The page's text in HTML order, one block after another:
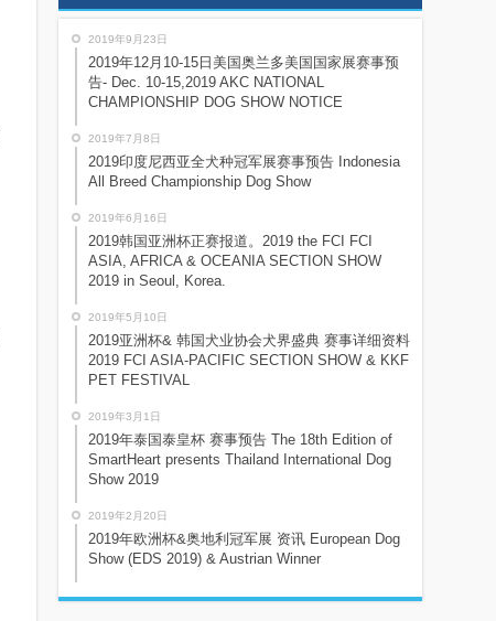
2019年9月23日
2019年12月10-15日美国奥兰多美国国家展赛事预
告- Dec. 10-15,2019 AKC NATIONAL
CHAMPIONSHIP DOG SHOW NOTICE
2019年7月8日
2019印度尼西亚全犬种冠军展赛事预告 Indonesia
All Breed Championship Dog Show
2019年6月16日
2019韩国亚洲杯正赛报道。2019 the FCI FCI
ASIA, AFRICA & OCEANIA SECTION SHOW
2019 in Seoul, Korea.
2019年5月10日
2019亚洲杯& 韩国犬业协会犬界盛典 赛事详细资料
2019 FCI ASIA-PACIFIC SECTION SHOW & KKF
PET FESTIVAL
2019年3月1日
2019年泰国泰皇杯 赛事预告 The 18th Edition of
SmartHeart presents Thailand International Dog
Show 2019
2019年2月20日
2019年欧洲杯&奥地利冠军展 资讯 European Dog
Show (EDS 2019) & Austrian Winner